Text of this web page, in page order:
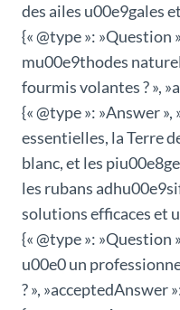
des ailes u00e9gales
{« @type »: »Question
mu00e9thodes
fourmis volantes ? »,
{« @type »: »Answer
essentielles, la Terre
blanc, et les
les rubans
solutions efficaces et
{« @type »: »Question
u00e0 un
? », »acceptedAnswer